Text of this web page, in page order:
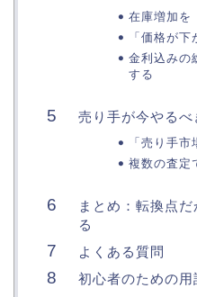
在庫増加を
「価格が
金利込みの
する
売り手が今やるべ
「売り手
複数の査定
まとめ：転換点
る
よくある質問
初心者のための用